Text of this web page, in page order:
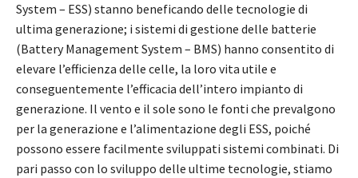
System – ESS) stanno beneficando delle tecnologie di
ultima generazione; i sistemi di gestione delle batterie
(Battery Management System – BMS) hanno consentito di
elevare l’efficienza delle celle, la loro vita utile e
conseguentemente l’efficacia dell’intero impianto di
generazione. Il vento e il sole sono le fonti che prevalgono
per la generazione e l’alimentazione degli ESS, poiché
possono essere facilmente sviluppati sistemi combinati. Di
pari passo con lo sviluppo delle ultime tecnologie, stiamo